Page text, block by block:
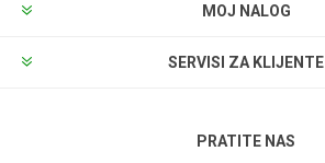
MOJ NALOG
SERVISI ZA KLIJENTE
PRATITE NAS